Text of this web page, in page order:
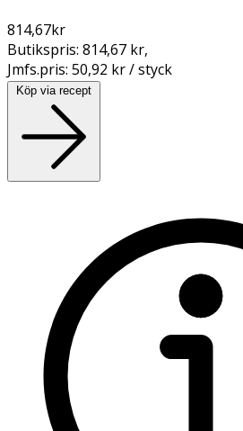
814,67kr
Butikspris: 814,67 kr,
Jmfs.pris: 50,92 kr / styck
Köp via recept